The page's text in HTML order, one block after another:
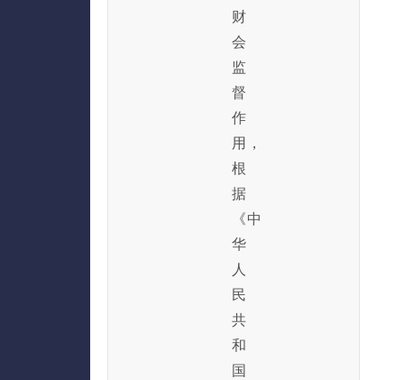
财
会
监
督
作
用，
根
据
《中
华
人
民
共
和
国